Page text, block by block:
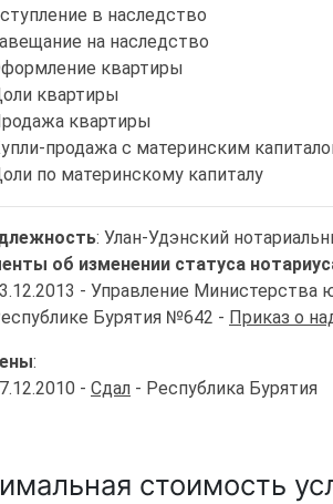
в наследство
на наследство
квартиры
квартиры
квартиры
продажа с материнским
по материнскому капиталу
: Улан-Удэнский
об изменении статуса
- Управление
Бурятия №642 - Приказ о
:
- Сдал - Республика Бурятия
стоимость